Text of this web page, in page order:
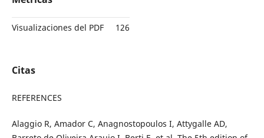
Visualizaciones del PDF 126
Citas
REFERENCES
Alaggio R, Amador C, Anagnostopoulos I, Attygalle AD,